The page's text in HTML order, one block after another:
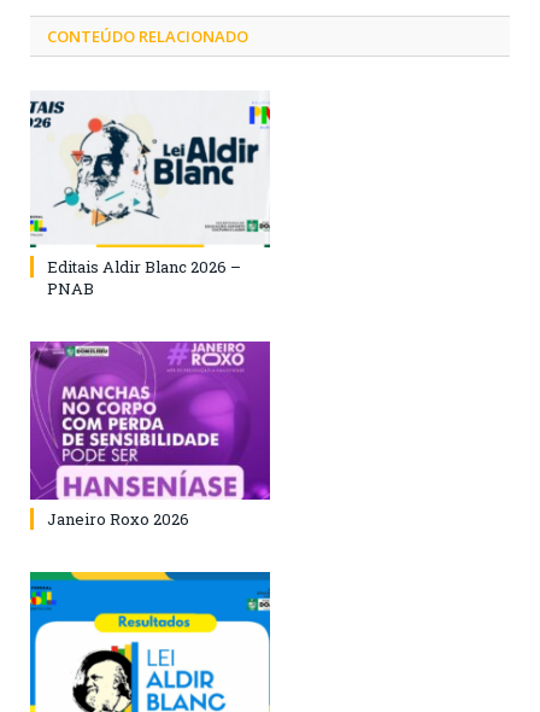
CONTEÚDO RELACIONADO
Editais Aldir Blanc 2026 –
PNAB
Janeiro Roxo 2026